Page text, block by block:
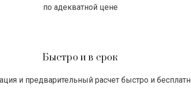
по адекватной цене
Быстро и в срок
и предварительный расчет быстро и